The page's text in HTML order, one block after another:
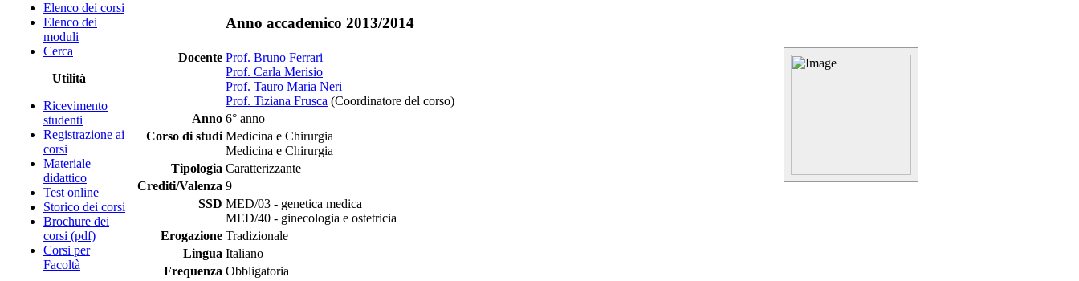
Elenco dei corsi
Elenco dei
moduli
Cerca
Utilità
Ricevimento
studenti
Registrazione ai
corsi
Materiale
didattico
Test online
Storico dei corsi
Brochure dei
corsi (pdf)
Corsi per
Facoltà
Anno accademico 2013/2014
Docente Prof. Bruno Ferrari
Prof. Carla Merisio
Prof. Tauro Maria Neri
Prof. Tiziana Frusca (Coordinatore del corso)
Anno 6° anno
Corso di studi Medicina e Chirurgia
Medicina e Chirurgia
Tipologia Caratterizzante
Crediti/Valenza 9
SSD MED/03 - genetica medica
MED/40 - ginecologia e ostetricia
Erogazione Tradizionale
Lingua Italiano
Frequenza Obbligatoria